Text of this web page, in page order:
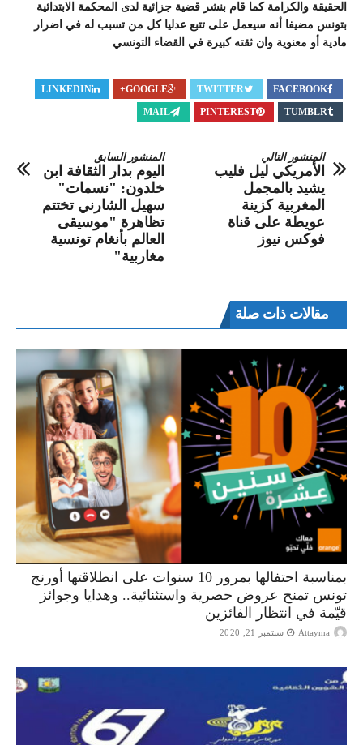
الحقيقة والكرامة كما قام بنشر قضية جزائية لدى المحكمة الابتدائية
بتونس مضيفا أنه سيعمل على تتبع عدليا كل من تسبب له في اضرار
مادية أو معنوية وان ثقته كبيرة في القضاء التونسي
FACEBOOK
TWITTER
GOOGLE+
LINKEDIN
TUMBLR
PINTEREST
MAIL
المنشور السابق
اليوم بدار الثقافة ابن
خلدون: "نسمات"
سهيل الشارني تختتم
تظاهرة "موسيقى
العالم بأنغام تونسية
مغاربية"
المنشور التالي
الأمريكي ليل فليب
يشيد بالمجمل
المغربية كزينة
عويطة على قناة
فوكس نيوز
مقالات ذات صلة
بمناسبة احتفالها بمرور 10 سنوات على انطلاقتها أورنج
تونس تمنح عروض حصرية واستثنائية.. وهدايا وجوائز
قيّمة في انتظار الفائزين
Attayma سبتمبر 21, 2020